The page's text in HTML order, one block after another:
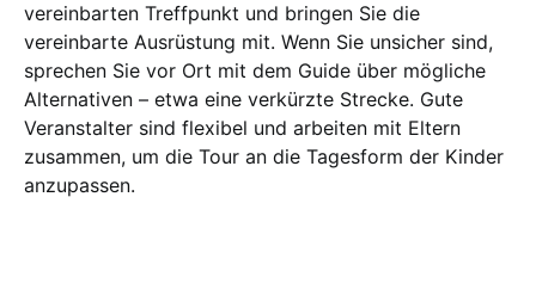
vereinbarten Treffpunkt und bringen Sie die
vereinbarte Ausrüstung mit. Wenn Sie unsicher sind,
sprechen Sie vor Ort mit dem Guide über mögliche
Alternativen – etwa eine verkürzte Strecke. Gute
Veranstalter sind flexibel und arbeiten mit Eltern
zusammen, um die Tour an die Tagesform der Kinder
anzupassen.